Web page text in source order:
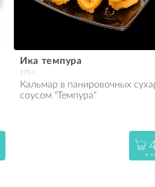
Ика темпура
170 г.
Кальмар в панировочных
соусом "Темпура"
в